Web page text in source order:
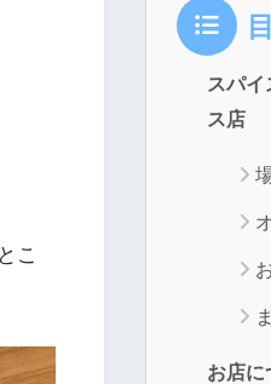
こ
スパ
ス店
お店に